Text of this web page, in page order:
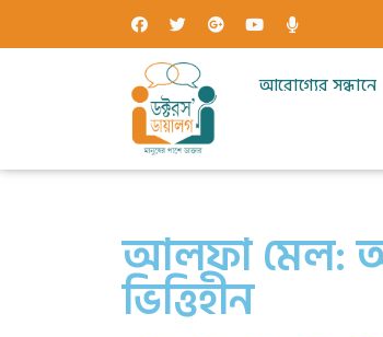
আরোগ্যের সন্ধানে
আলফা মেল:
ভিত্তিহীন